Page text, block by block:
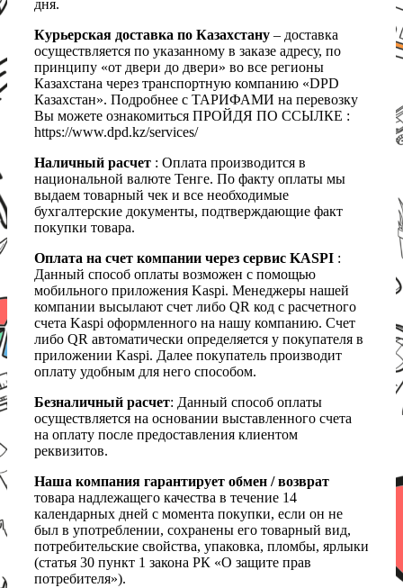
дня.
Курьерская доставка по Казахстану – доставка
осуществляется по указанному в заказе адресу, по
принципу «от двери до двери» во все регионы
Казахстана через транспортную компанию «DPD
Казахстан». Подробнее с ТАРИФАМИ на перевозку
Вы можете ознакомиться ПРОЙДЯ ПО ССЫЛКЕ :
https://www.dpd.kz/services/
Наличный расчет : Оплата производится в
национальной валюте Тенге. По факту оплаты мы
выдаем товарный чек и все необходимые
бухгалтерские документы, подтверждающие факт
покупки товара.
Оплата на счет компании через сервис KASPI :
Данный способ оплаты возможен с помощью
мобильного приложения Kaspi. Менеджеры нашей
компании высылают счет либо QR код с расчетного
счета Kaspi оформленного на нашу компанию. Счет
либо QR автоматически определяется у покупателя в
приложении Kaspi. Далее покупатель производит
оплату удобным для него способом.
Безналичный расчет: Данный способ оплаты
осуществляется на основании выставленного счета
на оплату после предоставления клиентом
реквизитов.
Наша компания гарантирует обмен / возврат
товара надлежащего качества в течение 14
календарных дней с момента покупки, если он не
был в употреблении, сохранены его товарный вид,
потребительские свойства, упаковка, пломбы, ярлыки
(статья 30 пункт 1 закона РК «О защите прав
потребителя»).